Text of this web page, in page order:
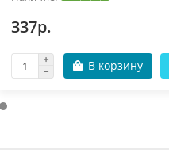
337р.
В корзину